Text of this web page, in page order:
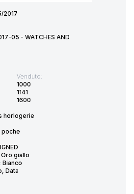
2017
05 - WATCHES AND
Venduto:
1000
1141
1600
horlogerie
poche
Oro giallo
Bianco
Data